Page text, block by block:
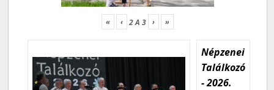
« ‹ 2A 3 › »
Népzenei
Találkozó
- 2026.